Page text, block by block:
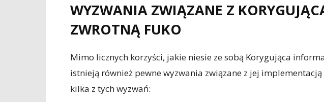
WYZWANIA ZWIĄZANE Z
ZWROTNĄ FUKO
Mimo licznych korzyści, jakie niesie ze sobą Korygująca
istnieją również pewne wyzwania związane z jej
kilka z tych wyzwań: